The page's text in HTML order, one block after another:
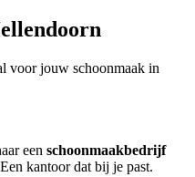
voor jouw schoonmaak in
een schoonmaakbedrijf
kantoor dat bij je past.